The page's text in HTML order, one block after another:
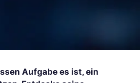
Aufgabe es ist, ein